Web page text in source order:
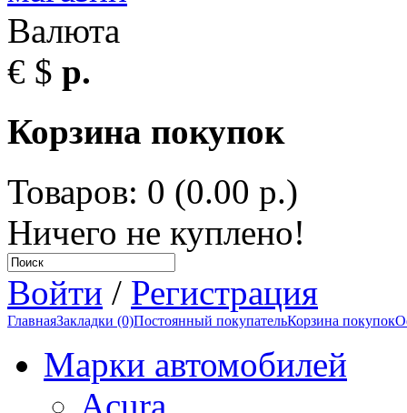
Валюта
€ $ р.
Корзина покупок
Товаров: 0 (0.00 р.)
Ничего не куплено!
Войти / Регистрация
ГлавнаяЗакладки (0)Постоянный покупательКорзина покупок
Марки автомобилей